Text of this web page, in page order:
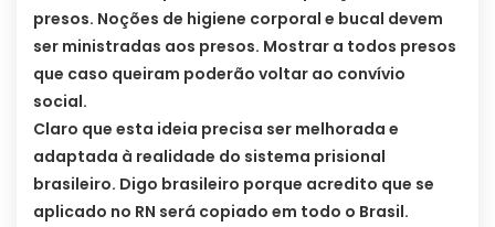
presos. Noções de higiene corporal e bucal devem
ser ministradas aos presos. Mostrar a todos presos
que caso queiram poderão voltar ao convívio
social.
Claro que esta ideia precisa ser melhorada e
adaptada à realidade do sistema prisional
brasileiro. Digo brasileiro porque acredito que se
aplicado no RN será copiado em todo o Brasil.